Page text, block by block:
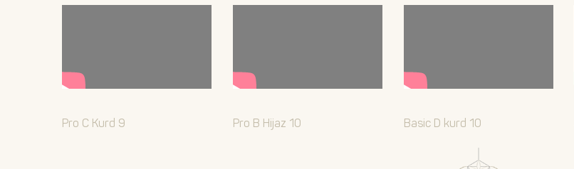
Pro C Kurd 9 Pro B Hijaz 10 Basic D kurd 10